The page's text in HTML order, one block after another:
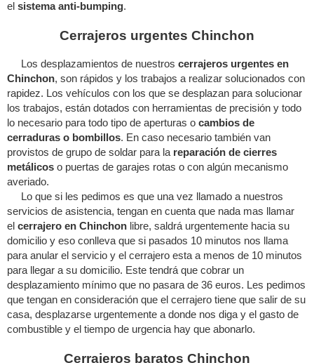
el sistema anti-bumping.
Cerrajeros urgentes Chinchon
Los desplazamientos de nuestros cerrajeros urgentes en
Chinchon, son rápidos y los trabajos a realizar solucionados con
rapidez. Los vehículos con los que se desplazan para solucionar
los trabajos, están dotados con herramientas de precisión y todo
lo necesario para todo tipo de aperturas o cambios de
cerraduras o bombillos. En caso necesario también van
provistos de grupo de soldar para la reparación de cierres
metálicos o puertas de garajes rotas o con algún mecanismo
averiado.
Lo que si les pedimos es que una vez llamado a nuestros
servicios de asistencia, tengan en cuenta que nada mas llamar
el cerrajero en Chinchon libre, saldrá urgentemente hacia su
domicilio y eso conlleva que si pasados 10 minutos nos llama
para anular el servicio y el cerrajero esta a menos de 10 minutos
para llegar a su domicilio. Este tendrá que cobrar un
desplazamiento mínimo que no pasara de 36 euros. Les pedimos
que tengan en consideración que el cerrajero tiene que salir de su
casa, desplazarse urgentemente a donde nos diga y el gasto de
combustible y el tiempo de urgencia hay que abonarlo.
Cerrajeros baratos Chinchon